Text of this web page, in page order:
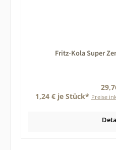
Fritz-Kola Super
1,24 € je Stück* Preise